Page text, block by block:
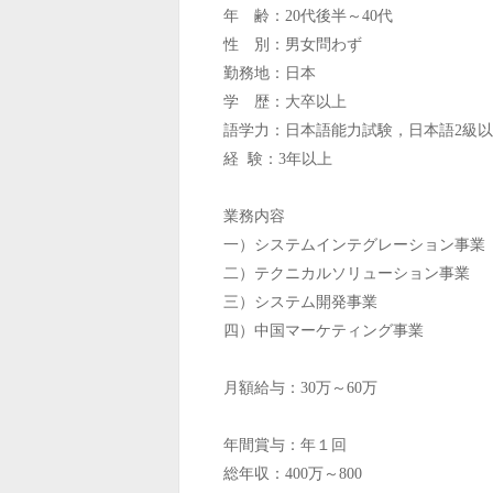
年 齢：20代後半～40代
性 別：男女問わず
勤務地：日本
学 歴：大卒以上
語学力：日本語能力試験，日本語2級
経 験：3年以上
業務内容
一）システムインテグレーション事業
二）テクニカルソリューション事業
三）システム開発事業
四）中国マーケティング事業
月額給与：30万～60万
年間賞与：年１回
総年収：400万～800